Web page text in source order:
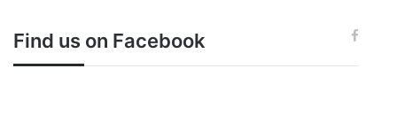
Find us on Facebook